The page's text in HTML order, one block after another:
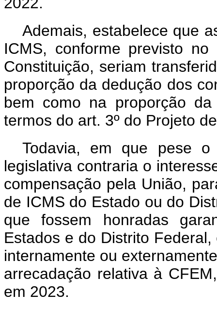
Ademais, estabelece que
ICMS, conforme previsto
Constituição, seriam
proporção da dedução dos
bem como na proporção
termos do art. 3º do Projeto
Todavia, em que pese
legislativa contraria o
compensação pela União,
de ICMS do Estado ou do
que fossem honradas
Estados e do Distrito
internamente ou
arrecadação relativa à
em 2023.